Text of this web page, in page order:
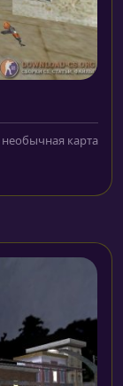
карта